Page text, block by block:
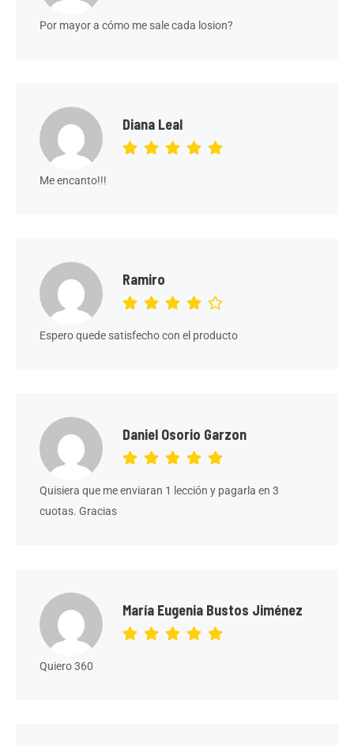
Por mayor a cómo me sale cada losion?
Diana Leal
Me encanto!!!
Ramiro
Espero quede satisfecho con el producto
Daniel Osorio Garzon
Quisiera que me enviaran 1 lección y pagarla en 3
cuotas. Gracias
María Eugenia Bustos Jiménez
Quiero 360